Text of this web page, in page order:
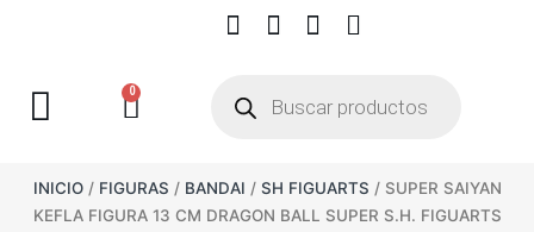
0
INICIO/ FIGURAS / BANDAI / SH FIGUARTS / SUPER SAIYAN
KEFLA FIGURA 13 CM DRAGON BALL SUPER S.H. FIGUARTS